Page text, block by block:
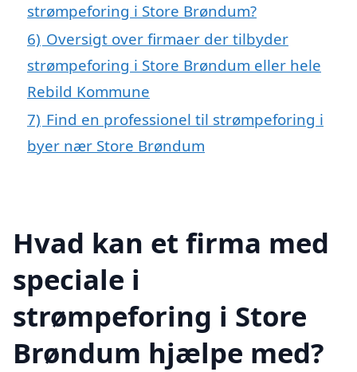
strømpeforing i Store Brøndum?
6) Oversigt over firmaer der tilbyder
strømpeforing i Store Brøndum eller hele
Rebild Kommune
7) Find en professionel til strømpeforing i
byer nær Store Brøndum
Hvad kan et firma med
speciale i
strømpeforing i Store
Brøndum hjælpe med?